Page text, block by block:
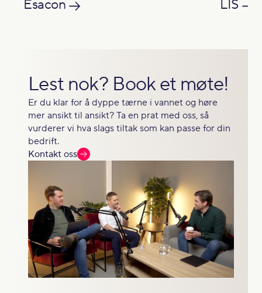
Esacon LIS
Lest nok? Book et møte!
Er du klar for å dyppe tærne i vannet og høre
mer ansikt til ansikt? Ta en prat med oss, så
vurderer vi hva slags tiltak som kan passe for din
bedrift.
Kontakt oss